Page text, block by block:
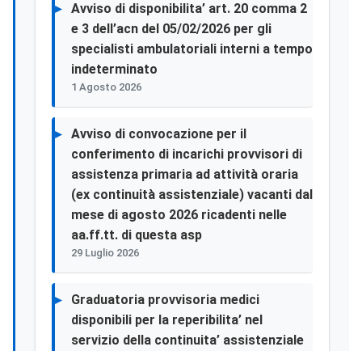
Avviso di disponibilita’ art. 20 comma 2
e 3 dell’acn del 05/02/2026 per gli
specialisti ambulatoriali interni a tempo
indeterminato
1 Agosto 2026
Avviso di convocazione per il
conferimento di incarichi provvisori di
assistenza primaria ad attività oraria
(ex continuità assistenziale) vacanti dal
mese di agosto 2026 ricadenti nelle
aa.ff.tt. di questa asp
29 Luglio 2026
Graduatoria provvisoria medici
disponibili per la reperibilita’ nel
servizio della continuita’ assistenziale